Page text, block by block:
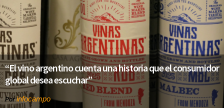
“El vino argentino cuenta una historia que el consumidor
global desea escuchar”
Porinfocampo